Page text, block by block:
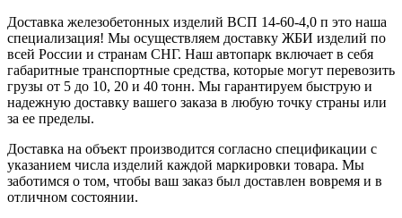
Доставка железобетонных изделий ВСП 14-60-4,0 п это наша
специализация! Мы осуществляем доставку ЖБИ изделий по
всей России и странам СНГ. Наш автопарк включает в себя
габаритные транспортные средства, которые могут перевозить
грузы от 5 до 10, 20 и 40 тонн. Мы гарантируем быструю и
надежную доставку вашего заказа в любую точку страны или
за ее пределы.
Доставка на объект производится согласно спецификации с
указанием числа изделий каждой маркировки товара. Мы
заботимся о том, чтобы ваш заказ был доставлен вовремя и в
отличном состоянии.